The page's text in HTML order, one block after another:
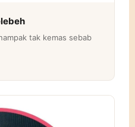
tak kemas sebab